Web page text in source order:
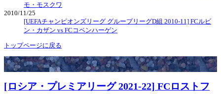
モ・モスクワ
2010/11/25
[UEFAチャンピオンズリーグ グループリーグD組 2010-11] FCルビ
ン・カザン vs FCコペンハーゲン
トップページに戻る
[ロシア・プレミアリーグ 2021-22] FCロストフ